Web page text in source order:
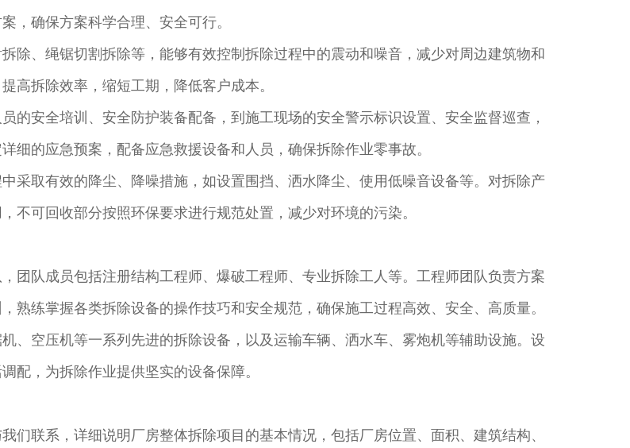
，确保方案科学合理、安全可行。​
除、绳锯切割拆除等，能够有效控制拆除过程中的震动和噪音，减少对周边建筑物和
高拆除效率，缩短工期，降低客户成本。​
的安全培训、安全防护装备配备，到施工现场的安全警示标识设置、安全监督巡查，
细的应急预案，配备应急救援设备和人员，确保拆除作业零事故。​
采取有效的降尘、降噪措施，如设置围挡、洒水降尘、使用低噪音设备等。对拆除产
不可回收部分按照环保要求进行规范处置，减少对环境的污染。​
团队成员包括注册结构工程师、爆破工程师、专业拆除工人等。工程师团队负责方案
熟练掌握各类拆除设备的操作技巧和安全规范，确保施工过程高效、安全、高质量。​
、空压机等一系列先进的拆除设备，以及运输车辆、洒水车、雾炮机等辅助设施。设
配，为拆除作业提供坚实的设备保障。​
们联系，详细说明厂房整体拆除项目的基本情况，包括厂房位置、面积、建筑结构、